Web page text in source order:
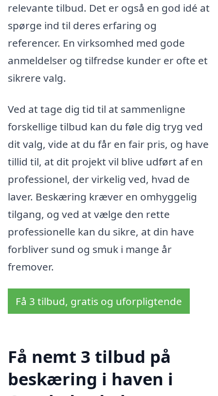
relevante tilbud. Det er også en god idé at
spørge ind til deres erfaring og
referencer. En virksomhed med gode
anmeldelser og tilfredse kunder er ofte et
sikrere valg.
Ved at tage dig tid til at sammenligne
forskellige tilbud kan du føle dig tryg ved
dit valg, vide at du får en fair pris, og have
tillid til, at dit projekt vil blive udført af en
professionel, der virkelig ved, hvad de
laver. Beskæring kræver en omhyggelig
tilgang, og ved at vælge den rette
professionelle kan du sikre, at din have
forbliver sund og smuk i mange år
fremover.
Få 3 tilbud, gratis og uforpligtende
Få nemt 3 tilbud på
beskæring i haven i